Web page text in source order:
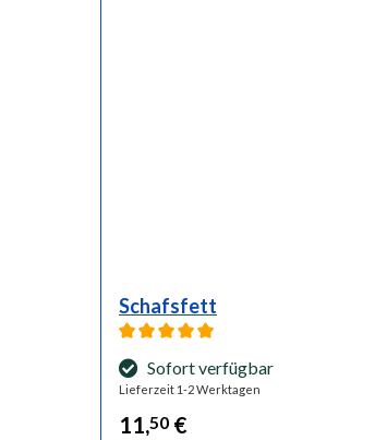
Schafsfett
Sofort verfügbar
Lieferzeit 1-2 Werktagen
11,50 €